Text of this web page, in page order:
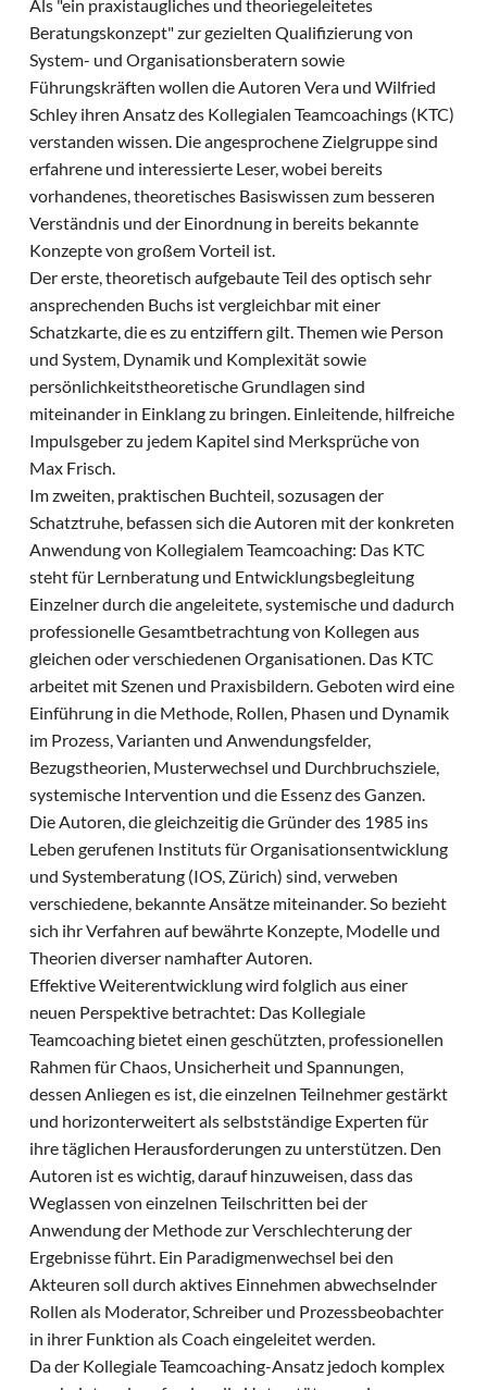
Als "ein praxistaugliches und theoriegeleitetes
Beratungskonzept" zur gezielten Qualifizierung von
System- und Organisationsberatern sowie
Führungskräften wollen die Autoren Vera und Wilfried
Schley ihren Ansatz des Kollegialen Teamcoachings (KTC)
verstanden wissen. Die angesprochene Zielgruppe sind
erfahrene und interessierte Leser, wobei bereits
vorhandenes, theoretisches Basiswissen zum besseren
Verständnis und der Einordnung in bereits bekannte
Konzepte von großem Vorteil ist.
Der erste, theoretisch aufgebaute Teil des optisch sehr
ansprechenden Buchs ist vergleichbar mit einer
Schatzkarte, die es zu entziffern gilt. Themen wie Person
und System, Dynamik und Komplexität sowie
persönlichkeitstheoretische Grundlagen sind
miteinander in Einklang zu bringen. Einleitende, hilfreiche
Impulsgeber zu jedem Kapitel sind Merksprüche von
Max Frisch.
Im zweiten, praktischen Buchteil, sozusagen der
Schatztruhe, befassen sich die Autoren mit der konkreten
Anwendung von Kollegialem Teamcoaching: Das KTC
steht für Lernberatung und Entwicklungsbegleitung
Einzelner durch die angeleitete, systemische und dadurch
professionelle Gesamtbetrachtung von Kollegen aus
gleichen oder verschiedenen Organisationen. Das KTC
arbeitet mit Szenen und Praxisbildern. Geboten wird eine
Einführung in die Methode, Rollen, Phasen und Dynamik
im Prozess, Varianten und Anwendungsfelder,
Bezugstheorien, Musterwechsel und Durchbruchsziele,
systemische Intervention und die Essenz des Ganzen.
Die Autoren, die gleichzeitig die Gründer des 1985 ins
Leben gerufenen Instituts für Organisationsentwicklung
und Systemberatung (IOS, Zürich) sind, verweben
verschiedene, bekannte Ansätze miteinander. So bezieht
sich ihr Verfahren auf bewährte Konzepte, Modelle und
Theorien diverser namhafter Autoren.
Effektive Weiterentwicklung wird folglich aus einer
neuen Perspektive betrachtet: Das Kollegiale
Teamcoaching bietet einen geschützten, professionellen
Rahmen für Chaos, Unsicherheit und Spannungen,
dessen Anliegen es ist, die einzelnen Teilnehmer gestärkt
und horizonterweitert als selbstständige Experten für
ihre täglichen Herausforderungen zu unterstützen. Den
Autoren ist es wichtig, darauf hinzuweisen, dass das
Weglassen von einzelnen Teilschritten bei der
Anwendung der Methode zur Verschlechterung der
Ergebnisse führt. Ein Paradigmenwechsel bei den
Akteuren soll durch aktives Einnehmen abwechselnder
Rollen als Moderator, Schreiber und Prozessbeobachter
in ihrer Funktion als Coach eingeleitet werden.
Da der Kollegiale Teamcoaching-Ansatz jedoch komplex